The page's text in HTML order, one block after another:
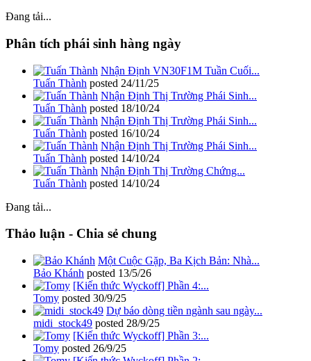
Đang tải...
Phân tích phái sinh hàng ngày
Nhận Định VN30F1M Tuần Cuối...
Tuấn Thành posted 24/11/25
Nhận Định Thị Trường Phái Sinh...
Tuấn Thành posted 18/10/24
Nhận Định Thị Trường Phái Sinh...
Tuấn Thành posted 16/10/24
Nhận Định Thị Trường Phái Sinh...
Tuấn Thành posted 14/10/24
Nhận Định Thị Trường Chứng...
Tuấn Thành posted 14/10/24
Đang tải...
Thảo luận - Chia sẻ chung
Một Cuộc Gặp, Ba Kịch Bản: Nhà...
Bảo Khánh posted 13/5/26
[Kiến thức Wyckoff] Phần 4:...
Tomy posted 30/9/25
Dự báo dòng tiền ngành sau ngày...
midi_stock49 posted 28/9/25
[Kiến thức Wyckoff] Phần 3:...
Tomy posted 26/9/25